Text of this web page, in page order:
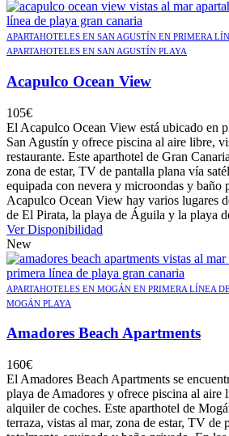
APARTAHOTELES EN SAN AGUSTÍN EN PRIMERA
APARTAHOTELES EN SAN AGUSTÍN PLAYA
Acapulco Ocean View
105€
El Acapulco Ocean View está ubicado en
San Agustín y ofrece piscina al aire libre,
restaurante. Este aparthotel de Gran
zona de estar, TV de pantalla plana vía
equipada con nevera y microondas y baño
Acapulco Ocean View hay varios lugares
de El Pirata, la playa de Águila y la playa
Ver Disponibilidad
New
APARTAHOTELES EN MOGÁN EN PRIMERA LÍNEA
MOGÁN PLAYA
Amadores Beach Apartments
160€
El Amadores Beach Apartments se
playa de Amadores y ofrece piscina al
alquiler de coches. Este aparthotel de
terraza, vistas al mar, zona de estar, TV de